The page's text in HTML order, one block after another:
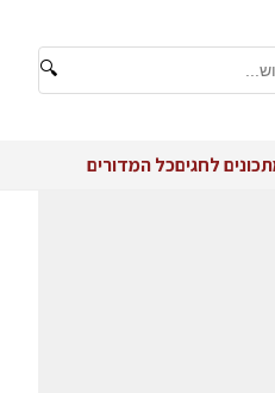
🔍
לחגיםכל המדורים